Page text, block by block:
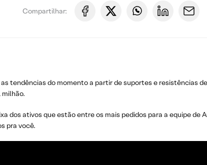
Compartilhar:
tendências do momento a partir de suportes e resistências
milhão.
dos ativos que estão entre os mais pedidos para a equipe de
pra você.